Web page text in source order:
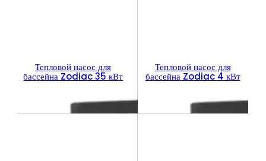
Тепловой насос для
бассейна Zodiac 35 кВт
Тепловой насос для
бассейна Zodiac 4 кВт